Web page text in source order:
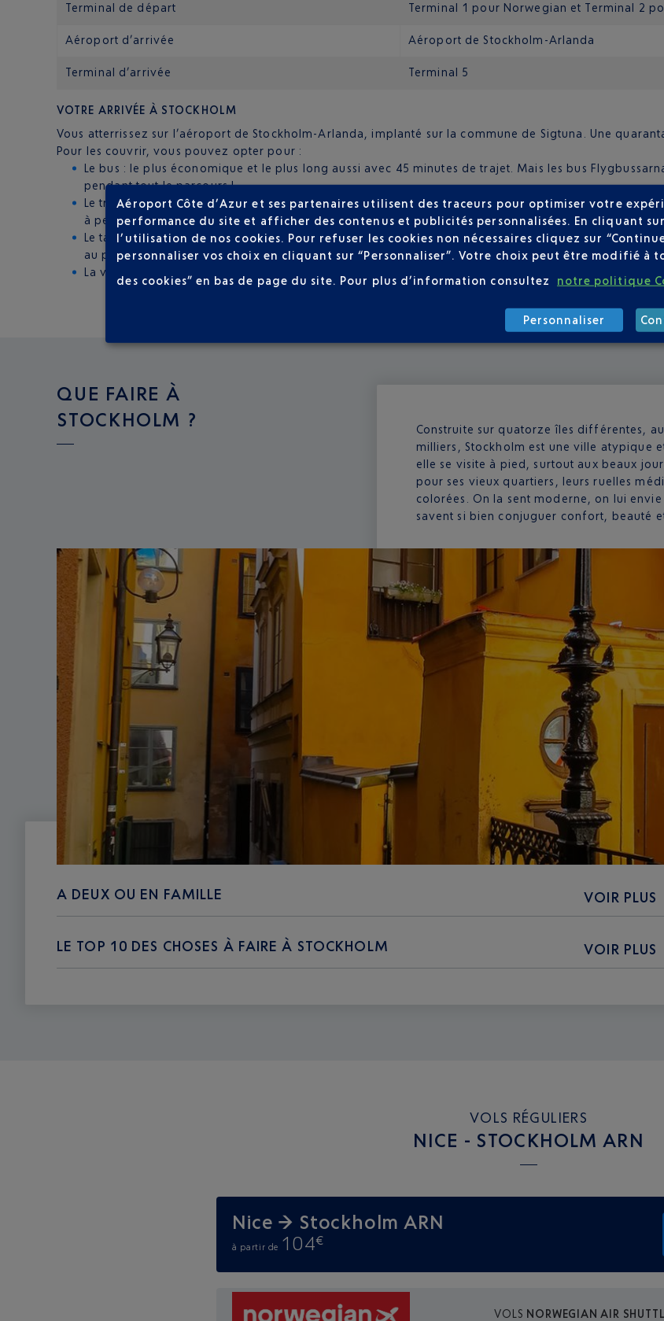
Terminal de départ Terminal 1 pour Norwegian et Terminal 2
Aéroport d’arrivée Aéroport de Stockholm-Arlanda
Terminal d’arrivée Terminal 5
VOTRE ARRIVÉE À STOCKHOLM
Vous atterrissez sur l’aéroport de Stockholm-Arlanda, implanté sur la commune de Sigtuna. Une
Pour les couvrir, vous pouvez opter pour :
Le bus : le plus économique et le plus long aussi avec 45 minutes de trajet. Mais les bus
pendant tout le parcours !
Le train : de 5h05 le matin jusqu’à 1h05 la nuit, l’Arlanda Express quitte le quai de l’aéroport
à peine.
Le taxi : plus long que le train et plus cher. Il faut compter une demi-heure minimum et une
au pied de votre logement
La voiture de location : 5 grandes compagnies ont leur comptoir sur l’aéroport.
QUE FAIRE À
STOCKHOLM ?
Construite sur quatorze îles différentes,
milliers, Stockholm est une ville atypique
elle se visite à pied, surtout aux beaux
pour ses vieux quartiers, leurs ruelles
colorées. On la sent moderne, on lui
savent si bien conjuguer confort, beauté
A DEUX OU EN FAMILLE VOIR PLUS
LE TOP 10 DES CHOSES À FAIRE À STOCKHOLM VOIR PLUS
VOLS RÉGULIERS
NICE - STOCKHOLM ARN
Nice → Stockholm ARN
à partir de 104€
VOLS NORWEGIAN AIR
Aéroport Côte d’Azur et ses partenaires utilisent des traceurs pour optimiser votre
performance du site et afficher des contenus et publicités personnalisées. En cliquant
l’utilisation de nos cookies. Pour refuser les cookies non nécessaires cliquez sur
personnaliser vos choix en cliquant sur “Personnaliser”. Votre choix peut être modifié à
des cookies” en bas de page du site. Pour plus d’information consultez notre politique
Personnaliser